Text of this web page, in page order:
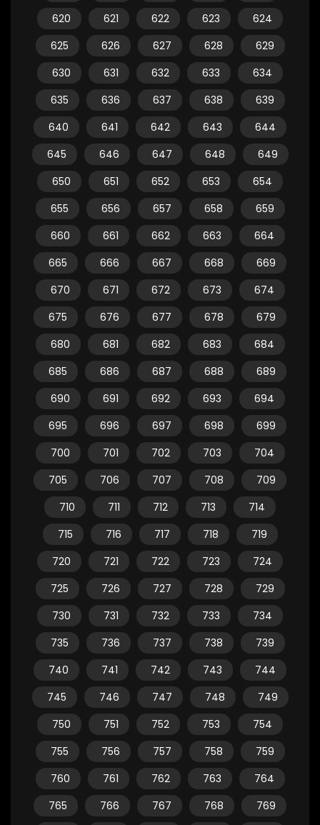
620
621 622 623
624
625
626 627 628
629
630
631 632 633
634
635
636 637 638
639
640
641 642 643
644
645
646 647 648
649
650
651 652 653
654
655
656 657 658
659
660
661 662 663
664
665
666 667 668
669
670
671 672 673
674
675
676 677 678
679
680
681 682 683
684
685
686 687 688
689
690
691 692 693
694
695
696 697 698
699
700
701 702 703
704
705
706 707 708
709
710
711 712 713
714
715
716 717 718
719
720
721 722 723
724
725
726 727 728
729
730
731 732 733
734
735
736 737 738
739
740
741 742 743
744
745
746 747 748
749
750
751 752 753
754
755
756 757 758
759
760
761 762 763
764
765
766 767 768
769